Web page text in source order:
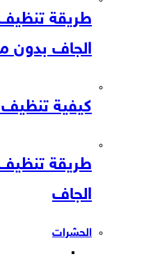
طريقة
الجاف بدون
كيفية تنظيف
طريقة
الجاف
الحشرات